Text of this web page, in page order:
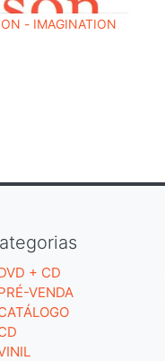
- IMAGINATION
+ CD
VENDA